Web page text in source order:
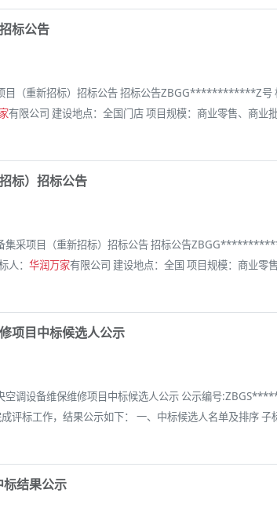
标公告
（重新招标）招标公告 招标公告ZBGG************Z号
有限公司 建设地点：全国门店 项目规模：商业零售、
标）招标公告
采项目（重新招标）招标公告 招标公告
： 华润万家有限公司 建设地点：全国 项目规模：商业
项目中标候选人公示
调设备维保维修项目中标候选人公示 公示编号
工作，结果公示如下： 一、中标候选人名单及排序 子
结果公示